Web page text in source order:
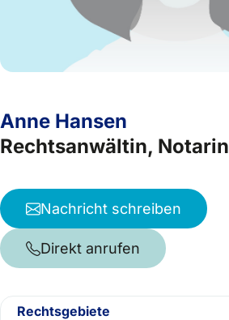
Anne Hansen
Rechtsanwältin, Notarin
Nachricht schreiben
Direkt anrufen
Rechtsgebiete